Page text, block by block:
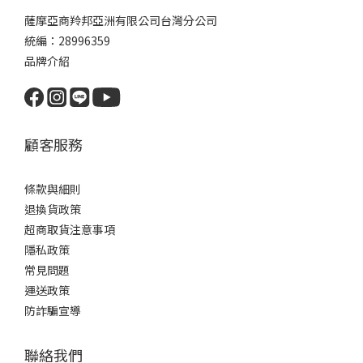
薩摩亞商羚邦亞洲有限公司台灣分公司
統編：28996359
品牌介紹
顧客服務
條款與細則
退換貨政策
超商取貨注意事項
隱私政策
常見問題
運送政策
防詐騙宣導
聯絡我們